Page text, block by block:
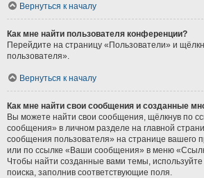
Вернуться к началу
Как мне найти пользователя конференции?
Перейдите на страницу «Пользователи» и
пользователя».
Вернуться к началу
Как мне найти свои сообщения и созданные
Вы можете найти свои сообщения, щёлкнув по
сообщения» в личном разделе на главной
сообщения пользователя» на странице вашего
или по ссылке «Ваши сообщения» в меню
Чтобы найти созданные вами темы,
поиска, заполнив соответствующие поля.